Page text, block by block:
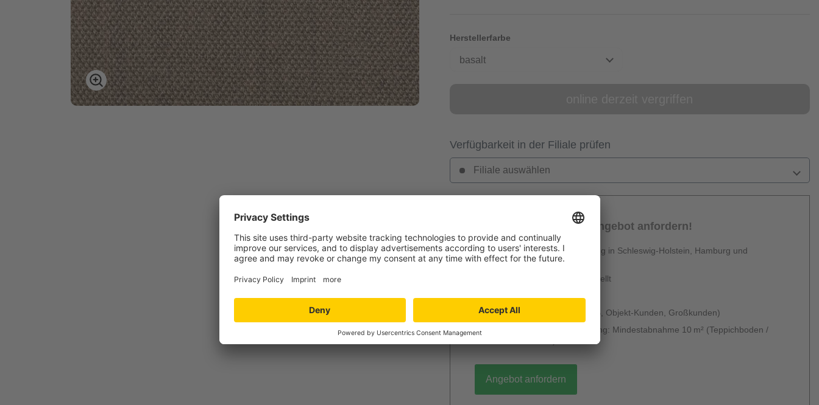
Herstellerfarbe
basalt
Verfügbarkeit in der Filiale prüfen
Filiale auswählen
Jetzt Ihr persönliches Angebot anfordern!
Verlegung und Dienstleistung in Schleswig-Holstein, Hamburg und
Niedersachsen
Angebot wird kurzfristig erstellt
Mengenrabatt möglich (B2B, Objekt-Kunden, Großkunden)
Bei Lieferung ohne Verlegung: Mindestabnahme 10 m² (Teppichboden /
Angebot anfordern